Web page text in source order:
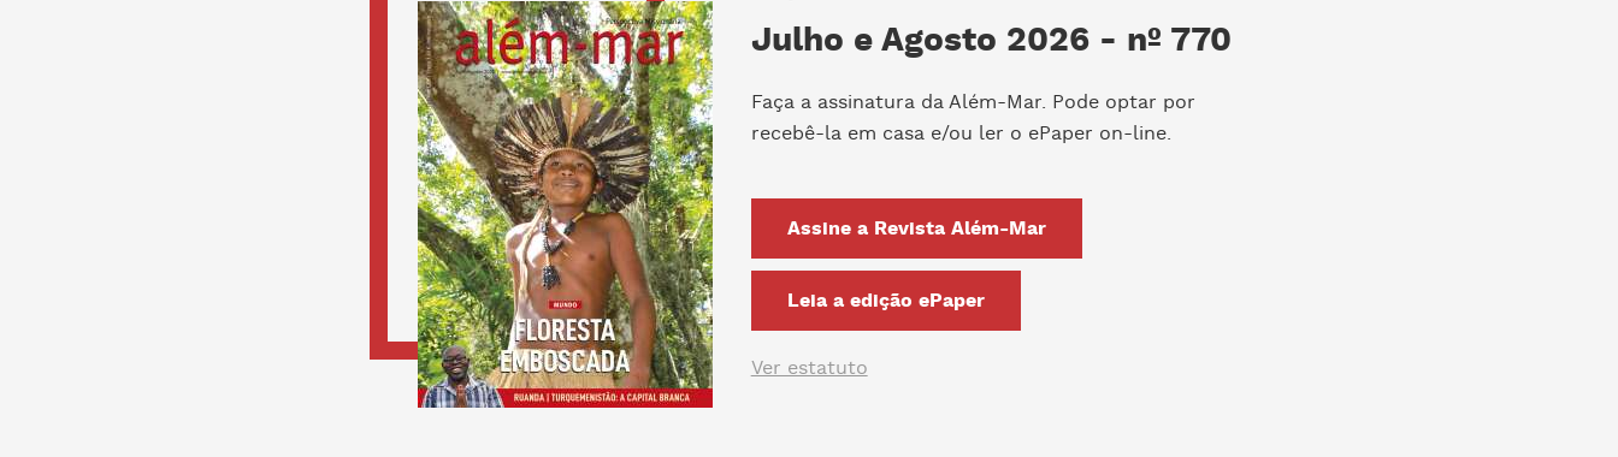
Julho e Agosto 2026 - nº 770
Faça a assinatura da Além-Mar. Pode optar por
recebê-la em casa e/ou ler o ePaper on-line.
Assine a Revista Além-Mar
Leia a edição ePaper
Ver estatuto